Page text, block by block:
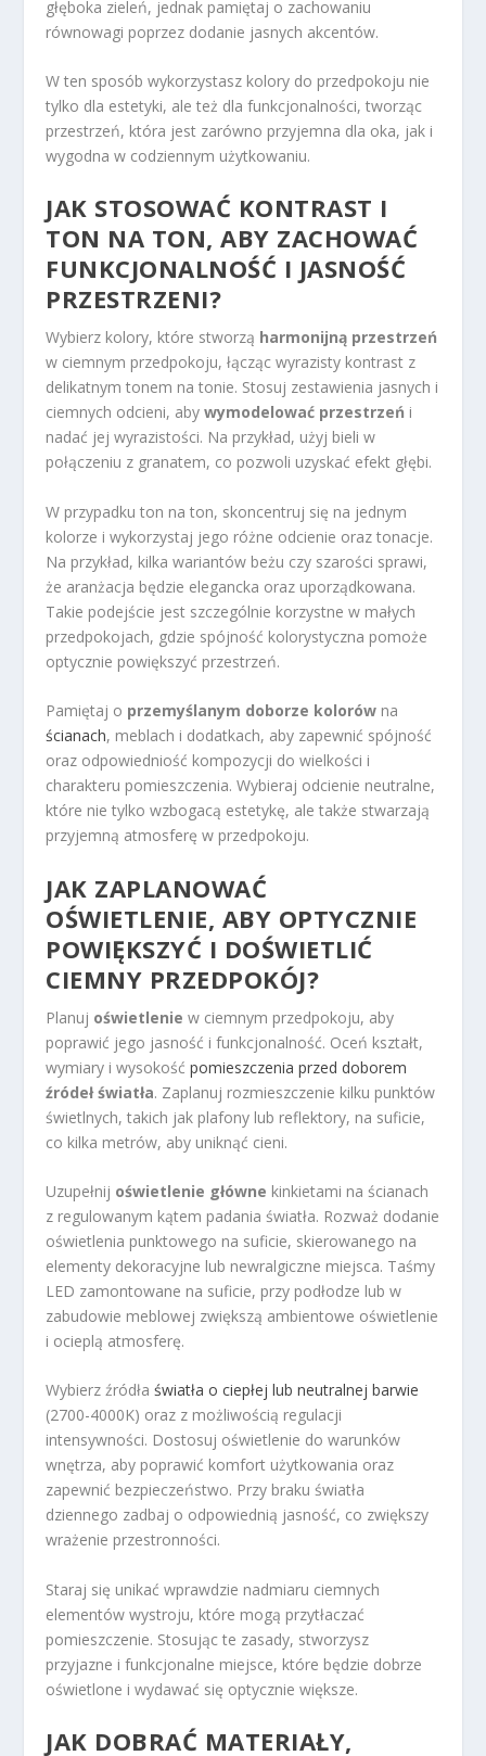
głęboka zieleń, jednak pamiętaj o zachowaniu
równowagi poprzez dodanie jasnych akcentów.
W ten sposób wykorzystasz kolory do przedpokoju nie
tylko dla estetyki, ale też dla funkcjonalności, tworząc
przestrzeń, która jest zarówno przyjemna dla oka, jak i
wygodna w codziennym użytkowaniu.
JAK STOSOWAĆ KONTRAST I
TON NA TON, ABY ZACHOWAĆ
FUNKCJONALNOŚĆ I JASNOŚĆ
PRZESTRZENI?
Wybierz kolory, które stworzą harmonijną przestrzeń
w ciemnym przedpokoju, łącząc wyrazisty kontrast z
delikatnym tonem na tonie. Stosuj zestawienia jasnych i
ciemnych odcieni, abywymodelować przestrzeń i
nadać jej wyrazistości. Na przykład, użyj bieli w
połączeniu z granatem, co pozwoli uzyskać efekt głębi.
W przypadku ton na ton, skoncentruj się na jednym
kolorze i wykorzystaj jego różne odcienie oraz tonacje.
Na przykład, kilka wariantów beżu czy szarości sprawi,
że aranżacja będzie elegancka oraz uporządkowana.
Takie podejście jest szczególnie korzystne w małych
przedpokojach, gdzie spójność kolorystyczna pomoże
optycznie powiększyć przestrzeń.
Pamiętaj o przemyślanym doborze kolorów na
ścianach, meblach i dodatkach, aby zapewnić spójność
oraz odpowiedniość kompozycji do wielkości i
charakteru pomieszczenia. Wybieraj odcienie neutralne,
które nie tylko wzbogacą estetykę, ale także stwarzają
przyjemną atmosferę w przedpokoju.
JAK ZAPLANOWAĆ
OŚWIETLENIE, ABY OPTYCZNIE
POWIĘKSZYĆ I DOŚWIETLIĆ
CIEMNY PRZEDPOKÓJ?
Planuj oświetlenie w ciemnym przedpokoju, aby
poprawić jego jasność i funkcjonalność. Oceń kształt,
wymiary i wysokośćpomieszczenia przed doborem
źródeł światła. Zaplanuj rozmieszczenie kilku punktów
świetlnych, takich jak plafony lub reflektory, na suficie,
co kilka metrów, aby uniknąć cieni.
Uzupełnij oświetlenie główne kinkietami na ścianach
z regulowanym kątem padania światła. Rozważ dodanie
oświetlenia punktowego na suficie, skierowanego na
elementy dekoracyjne lub newralgiczne miejsca. Taśmy
LED zamontowane na suficie, przy podłodze lub w
zabudowie meblowej zwiększą ambientowe oświetlenie
i ocieplą atmosferę.
Wybierz źródłaświatła o ciepłej lub neutralnej barwie
(2700-4000K) oraz z możliwością regulacji
intensywności. Dostosuj oświetlenie do warunków
wnętrza, aby poprawić komfort użytkowania oraz
zapewnić bezpieczeństwo. Przy braku światła
dziennego zadbaj o odpowiednią jasność, co zwiększy
wrażenie przestronności.
Staraj się unikać wprawdzie nadmiaru ciemnych
elementów wystroju, które mogą przytłaczać
pomieszczenie. Stosując te zasady, stworzysz
przyjazne i funkcjonalne miejsce, które będzie dobrze
oświetlone i wydawać się optycznie większe.
JAK DOBRAĆ MATERIAŁY,